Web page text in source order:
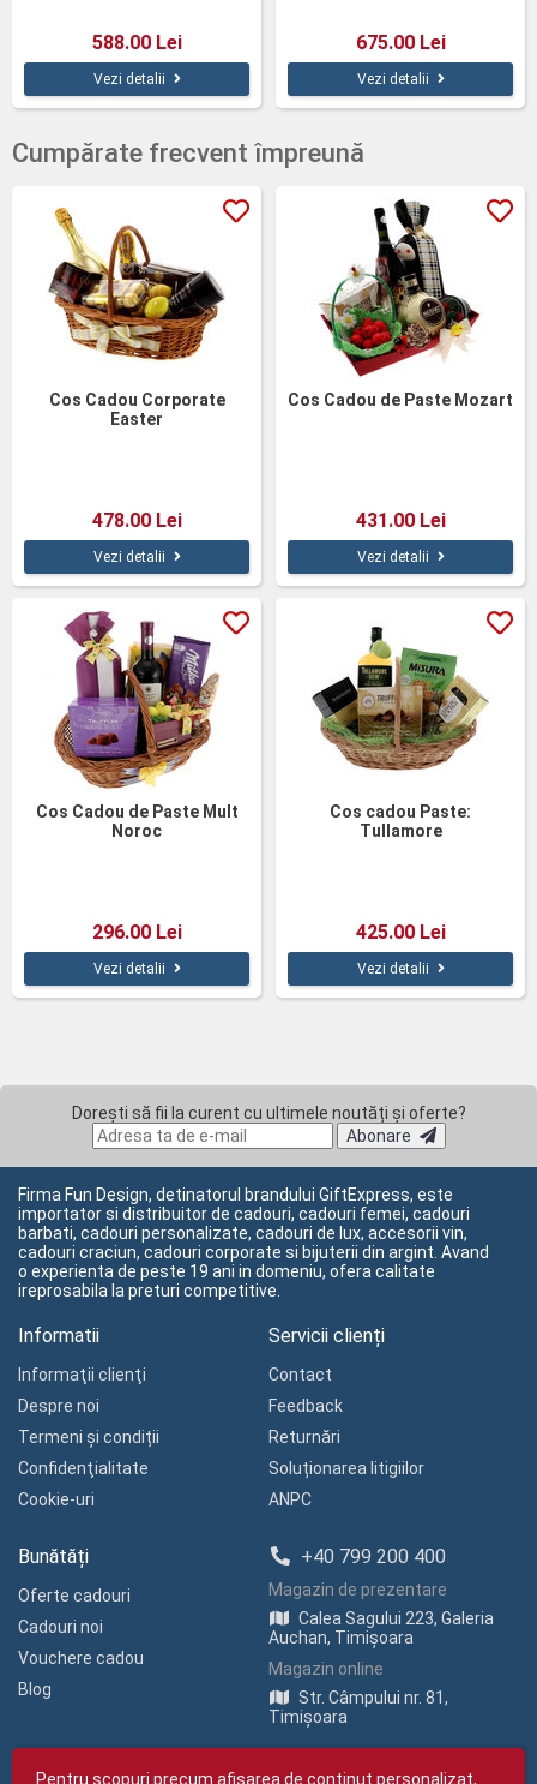
588.00 Lei
Vezi detalii
675.00 Lei
Vezi detalii
Cumpărate frecvent împreună
Cos Cadou Corporate
Easter
478.00 Lei
Vezi detalii
Cos Cadou de Paste Mozart
431.00 Lei
Vezi detalii
Cos Cadou de Paste Mult
Noroc
296.00 Lei
Vezi detalii
Cos cadou Paste:
Tullamore
425.00 Lei
Vezi detalii
Dorești să fii la curent cu ultimele noutăți și oferte?
Abonare
Firma Fun Design, detinatorul brandului GiftExpress, este
importator si distribuitor de cadouri, cadouri femei, cadouri
barbati, cadouri personalizate, cadouri de lux, accesorii vin,
cadouri craciun, cadouri corporate si bijuterii din argint. Avand
o experienta de peste 19 ani in domeniu, ofera calitate
ireprosabila la preturi competitive.
Informatii
Informaţii clienţi
Despre noi
Termeni și condiții
Confidenţialitate
Cookie-uri
Servicii clienți
Contact
Feedback
Returnări
Soluționarea litigiilor
ANPC
Bunătăți
Oferte cadouri
Cadouri noi
Vouchere cadou
Blog
+40 799 200 400
Magazin de prezentare
Calea Sagului 223, Galeria
Auchan, Timișoara
Magazin online
Str. Câmpului nr. 81,
Timișoara
Pentru scopuri precum afișarea de conținut personalizat,